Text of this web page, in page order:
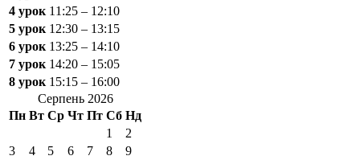
4 урок 11:25 – 12:10
5 урок 12:30 – 13:15
6 урок 13:25 – 14:10
7 урок 14:20 – 15:05
8 урок 15:15 – 16:00
Серпень 2026
Пн Вт Ср Чт Пт Сб Нд
1
2
3
4 5 6 7 8
9